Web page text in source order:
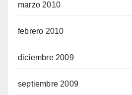
marzo 2010
febrero 2010
diciembre 2009
septiembre 2009